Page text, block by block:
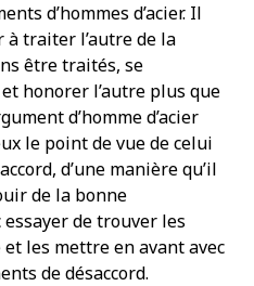
d’hommes d’acier. Il
à traiter l’autre de la
être traités, se
honorer l’autre plus que
d’homme d’acier
le point de vue de celui
d’une manière qu’il
de la bonne
de trouver les
les mettre en avant avec
de désaccord.